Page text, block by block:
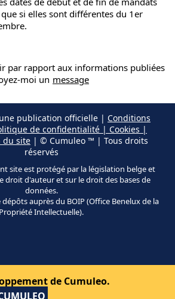
si elles sont différentes du 1er
par rapport aux informations publiées
moi un message
publication officielle | Conditions
de confidentialité | Cookies |
du site | © Cumuleo ™ | Tous droits
réservés
site est protégé par la législation belge et
droit d'auteur et sur le droit des bases de
données.
auprès du BOIP (Office Benelux de la
Propriété Intellectuelle).
de Cumuleo.